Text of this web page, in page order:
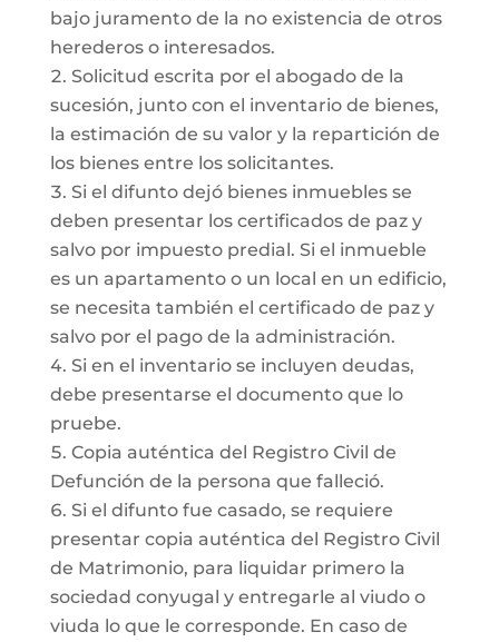
bajo juramento de la no existencia de otros
herederos o interesados.
Solicitud escrita por el abogado de la
sucesión, junto con el inventario de bienes,
la estimación de su valor y la repartición de
los bienes entre los solicitantes.
Si el difunto dejó bienes inmuebles se
deben presentar los certificados de paz y
salvo por impuesto predial. Si el inmueble
es un apartamento o un local en un edificio,
se necesita también el certificado de paz y
salvo por el pago de la administración.
Si en el inventario se incluyen deudas,
debe presentarse el documento que lo
pruebe.
Copia auténtica del Registro Civil de
Defunción de la persona que falleció.
Si el difunto fue casado, se requiere
presentar copia auténtica del Registro Civil
de Matrimonio, para liquidar primero la
sociedad conyugal y entregarle al viudo o
viuda lo que le corresponde. En caso de